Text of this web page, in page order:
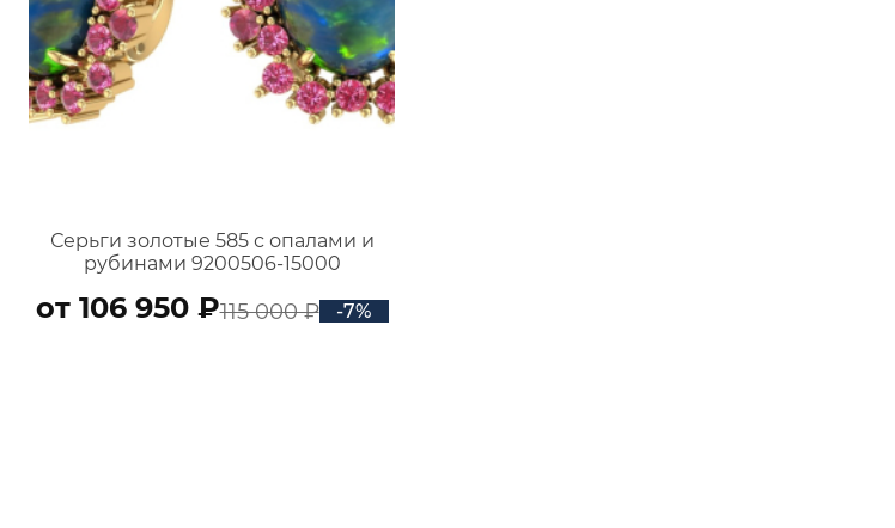
Серьги золотые 585 с опалами и
рубинами 9200506-15000
от 106 950 ₽115 000 ₽ -7%